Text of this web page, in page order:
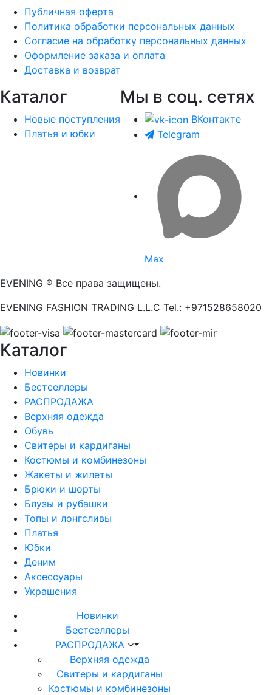
Публичная оферта
Политика обработки персональных данных
Согласие на обработку персональных данных
Оформление заказа и оплата
Доставка и возврат
Каталог
Новые поступления
Платья и юбки
Мы в соц. сетях
ВКонтакте
Telegram
Max
EVENING ® Все права защищены.
EVENING FASHION TRADING L.L.C Tel.: +971528658020
Каталог
Новинки
Бестселлеры
РАСПРОДАЖА
Верхняя одежда
Обувь
Свитеры и кардиганы
Костюмы и комбинезоны
Жакеты и жилеты
Брюки и шорты
Блузы и рубашки
Топы и лонгсливы
Платья
Юбки
Деним
Аксессуары
Украшения
Новинки
Бестселлеры
РАСПРОДАЖА
Верхняя одежда
Свитеры и кардиганы
Костюмы и комбинезоны